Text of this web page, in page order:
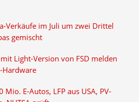
Verkäufe im Juli um zwei Drittel
gemischt
Light-Version von FSD melden
Hardware
E-Autos, LFP aus USA, PV-